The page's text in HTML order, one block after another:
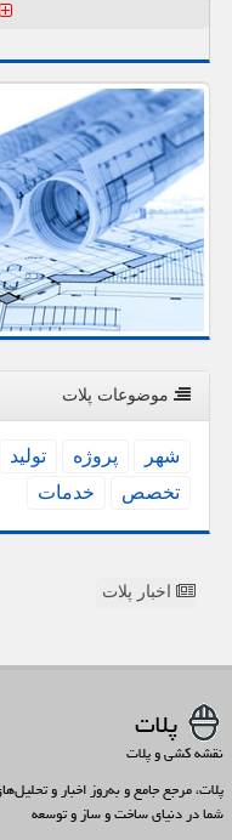
موضوعات پلات
شهر پروژه تولید
تخصص
خدمات
اخبار پلات
پلات
نقشه کشی و پلات
پلات، مرجع جامع و به‌روز اخبار و
شما در دنیای ساخت و ساز و توسعه